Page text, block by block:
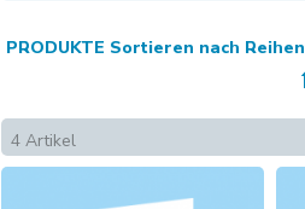
PRODUKTE Sortieren nach
4 Artikel